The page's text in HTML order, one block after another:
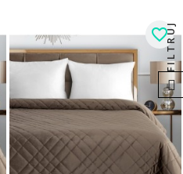
favorite_borderFILTRUJ